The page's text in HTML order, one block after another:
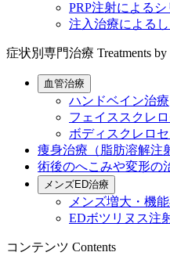
PRP注射による
注入治療による
症状別専門治療 Treatments
血管治療
ハンドベイン治療
フェイススクレ
ボディスクレロ
痩身治療（脂肪溶解注
術後のへこみや変形の
メンズED治療
メンズ増大・機
EDボツリヌス注
コンテンツ Contents